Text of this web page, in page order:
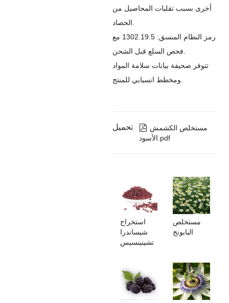
أخرى بسبب تقلبات المحاصيل من
الحصاد.
رمز النظام المنسق: 1302.19.5 مع
فحص السلع قبل الشحن.
تتوفر صحيفة بيانات سلامة المواد
ومخطط انسيابي للمنتج.
تحميل  مستخلص الكشمش
الأسود.pdf
استخراج
شيساندرا
تشينينسيس
مستخلص
البابونج